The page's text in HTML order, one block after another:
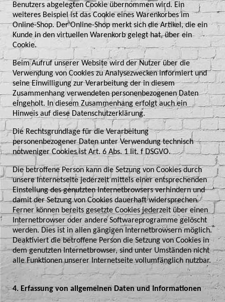
Benutzers abgelegten Cookie übernommen wird. Ein
weiteres Beispiel ist das Cookie eines Warenkorbes im
Online-Shop. Der Online-Shop merkt sich die Artikel, die ein
Kunde in den virtuellen Warenkorb gelegt hat, über ein
Cookie.
Beim Aufruf unserer Website wird der Nutzer über die
Verwendung von Cookies zu Analysezwecken informiert und
seine Einwilligung zur Verarbeitung der in diesem
Zusammenhang verwendeten personenbezogenen Daten
eingeholt. In diesem Zusammenhang erfolgt auch ein
Hinweis auf diese Datenschutzerklärung.
Die Rechtsgrundlage für die Verarbeitung
personenbezogener Daten unter Verwendung technisch
notweniger Cookies ist Art. 6 Abs. 1 lit. f DSGVO.
Die betroffene Person kann die Setzung von Cookies durch
unsere Internetseite jederzeit mittels einer entsprechenden
Einstellung des genutzten Internetbrowsers verhindern und
damit der Setzung von Cookies dauerhaft widersprechen.
Ferner können bereits gesetzte Cookies jederzeit über einen
Internetbrowser oder andere Softwareprogramme gelöscht
werden. Dies ist in allen gängigen Internetbrowsern möglich.
Deaktiviert die betroffene Person die Setzung von Cookies in
dem genutzten Internetbrowser, sind unter Umständen nicht
alle Funktionen unserer Internetseite vollumfänglich nutzbar.
4. Erfassung von allgemeinen Daten und Informationen